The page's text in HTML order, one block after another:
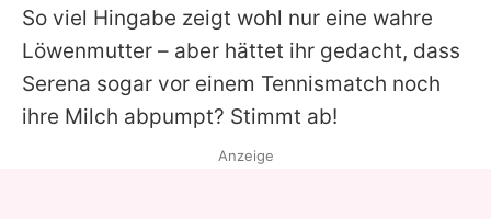
So viel Hingabe zeigt wohl nur eine wahre
Löwenmutter – aber hättet ihr gedacht, dass
Serena sogar vor einem Tennismatch noch
ihre Milch abpumpt? Stimmt ab!
Anzeige